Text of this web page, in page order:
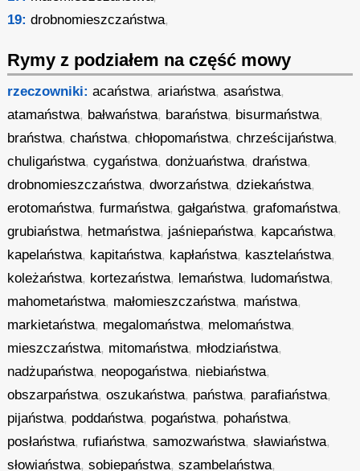
19: drobnomieszczaństwa,
Rymy z podziałem na część mowy
rzeczowniki: acaństwa,ariaństwa,asaństwa,
atamaństwa, bałwaństwa, baraństwa, bisurmaństwa,
braństwa,chaństwa,chłopomaństwa,chrześcijaństwa,
chuligaństwa,cygaństwa,donżuaństwa,draństwa,
drobnomieszczaństwa,dworzaństwa,dziekaństwa,
erotomaństwa,furmaństwa,gałgaństwa,grafomaństwa,
grubiaństwa, hetmaństwa, jaśniepaństwa, kapcaństwa,
kapelaństwa, kapitaństwa, kapłaństwa, kasztelaństwa,
koleżaństwa, kortezaństwa, lemaństwa, ludomaństwa,
mahometaństwa, małomieszczaństwa, maństwa,
markietaństwa, megalomaństwa, melomaństwa,
mieszczaństwa, mitomaństwa, młodziaństwa,
nadżupaństwa, neopogaństwa, niebiaństwa,
obszarpaństwa,oszukaństwa, państwa, parafiaństwa,
pijaństwa, poddaństwa, pogaństwa, pohaństwa,
posłaństwa, rufiaństwa,samozwaństwa,sławiaństwa,
słowiaństwa,sobiepaństwa,szambelaństwa,